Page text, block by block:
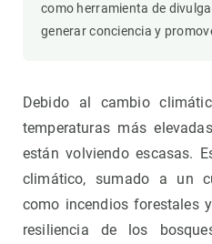
como herramienta de
generar conciencia y
Debido al cambio
temperaturas más
están volviendo escasas.
climático, sumado a un
como incendios forestales
resiliencia de los